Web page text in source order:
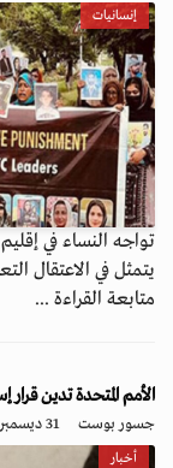
إنسانيات
تواجه النساء في
يتمثل في الاعتقال
متابعة القراءة ...
الأمم المتحدة تدين
جسور بوست 31 ديسمبر 2025 - 17:10
أخبار